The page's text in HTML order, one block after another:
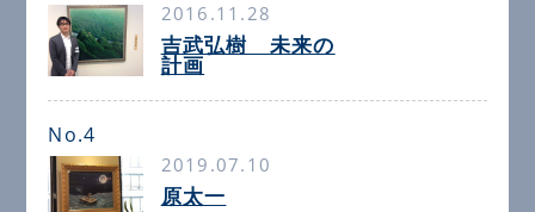
2016.11.28
吉武弘樹 未来の
計画
No.4
2019.07.10
原太一